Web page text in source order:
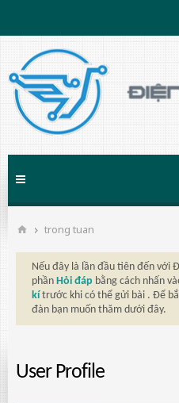
trong tuan
Nếu đây là lần đầu tiên đến với
phần Hỏi đáp bằng cách nhấn
kí trước khi có thể gửi bài . Để
đàn bạn muốn thăm dưới đây.
User Profile